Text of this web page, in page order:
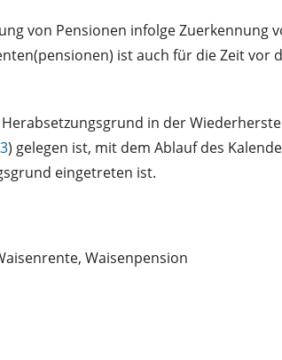
von Pensionen infolge
ist auch für die Zeit
in der
) gelegen ist, mit dem Ablauf des
eingetreten ist.
Waisenpension